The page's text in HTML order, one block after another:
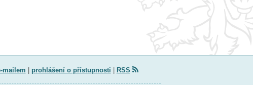
mailem prohlášení o přístupnosti RSS